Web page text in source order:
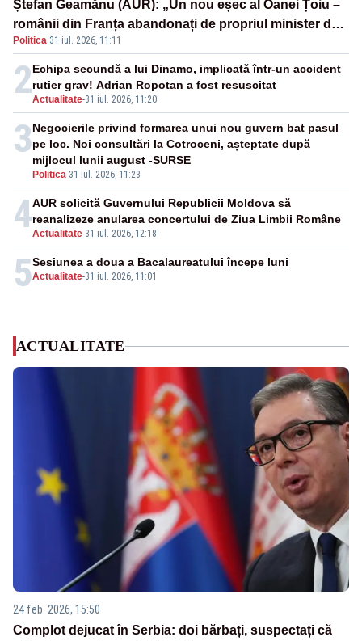
Ștefan Geamănu (AUR): „Un nou eșec al Oanei Țoiu –
românii din Franța abandonați de propriul minister de
externe în fața incendiilor de vegetație!”
Politica·31 iul. 2026, 11:11
2Actualitate-31 iul. 2026, 11:20
Echipa secundă a lui Dinamo, implicată într-un accident
rutier grav! Adrian Ropotan a fost resuscitat
3
Politica-31 iul. 2026, 11:23
Negocierile privind formarea unui nou guvern bat pasul
pe loc. Noi consultări la Cotroceni, așteptate după
mijlocul lunii august -SURSE
4Actualitate-31 iul. 2026, 12:18
AUR solicită Guvernului Republicii Moldova să
reanalizeze anularea concertului de Ziua Limbii Române
5Actualitate-31 iul. 2026, 11:01
Sesiunea a doua a Bacalaureatului începe luni
ACTUALITATE
24 feb. 2026, 15:50
Complot dejucat în Serbia: doi bărbați, suspectați că